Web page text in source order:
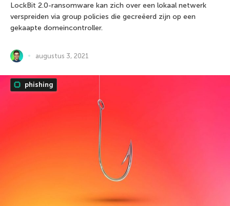
LockBit 2.0-ransomware kan zich over een lokaal netwerk
verspreiden via group policies die gecreëerd zijn op een
gekaapte domeincontroller.
augustus 3, 2021
phishing